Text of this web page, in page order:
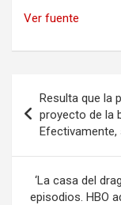
Ver fuente
de
entradas
Resulta que la
proyecto de la
Efectivamente,
‘La casa del
episodios. HBO